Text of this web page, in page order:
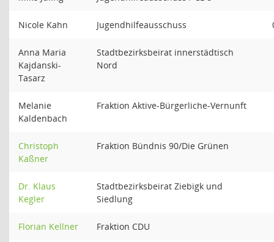
Nicole Kahn Jugendhilfeausschuss
Anna Maria
Kajdanski-
Tasarz
Stadtbezirksbeirat innerstädtisch
Nord
Melanie
Kaldenbach
Fraktion Aktive-Bürgerliche-Vernunft
Christoph
Kaßner
Fraktion Bündnis 90/Die Grünen
Dr. Klaus
Kegler
Stadtbezirksbeirat Ziebigk und
Siedlung
Florian Kellner Fraktion CDU